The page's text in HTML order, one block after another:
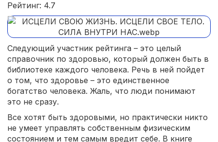
Рейтинг: 4.7
Следующий участник рейтинга – это целый
справочник по здоровью, который должен быть в
библиотеке каждого человека. Речь в ней пойдет
о том, что здоровье – это единственное
богатство человека. Жаль, что люди понимают
это не сразу.
Все хотят быть здоровыми, но практически никто
не умеет управлять собственным физическим
состоянием и тем самым вредит себе. В книге